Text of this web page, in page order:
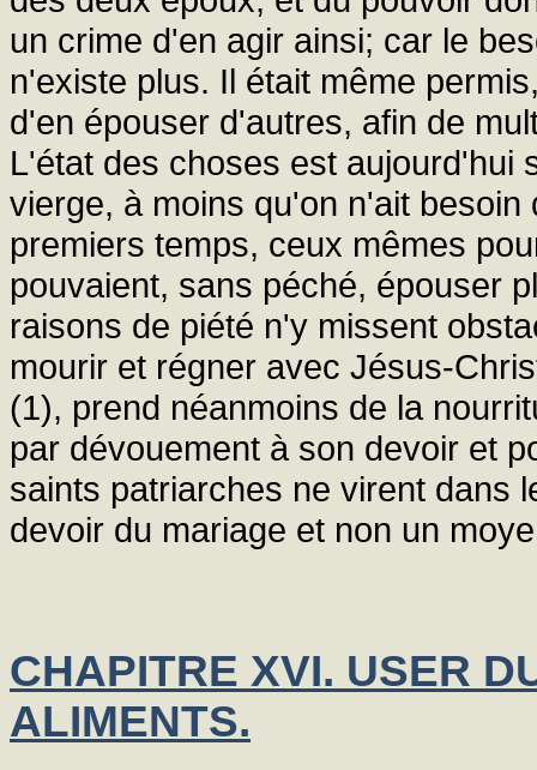
un crime d'en agir ainsi; car le
n'existe plus. Il était même
d'en épouser d'autres, afin de
L'état des choses est aujourd'hui
vierge, à moins qu'on n'ait
premiers temps, ceux mêmes
pouvaient, sans péché, épouser
raisons de piété n'y missent
mourir et régner avec Jésus-
(1), prend néanmoins de la
par dévouement à son devoir et
saints patriarches ne virent dans
devoir du mariage et non un
CHAPITRE XVI. USER
ALIMENTS.